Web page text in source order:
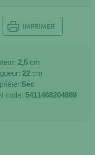
IMPRIMER
2,5 cm
22 cm
Sec
code: 5411468204889